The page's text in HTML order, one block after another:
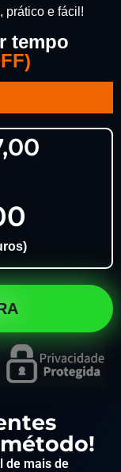
prático e fácil!
tempo
de mais de